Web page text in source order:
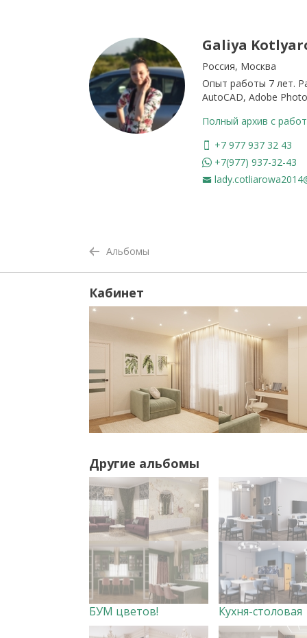
Galiya
Россия, Москва
Опыт работы 7 лет.
AutoCAD, Adobe
Полный архив с
+7 977 937 32 43
+7(977) 937-32-43
Альбомы
Кабинет
Другие альбомы
БУМ цветов! Кухня-столовая